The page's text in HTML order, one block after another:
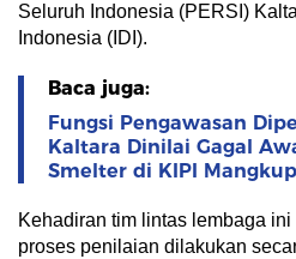
Seluruh Indonesia (PERSI)
Indonesia (IDI).
Baca juga:
Fungsi Pengawasan
Kaltara Dinilai Gagal
Smelter di KIPI
Kehadiran tim lintas lembaga
proses penilaian dilakukan